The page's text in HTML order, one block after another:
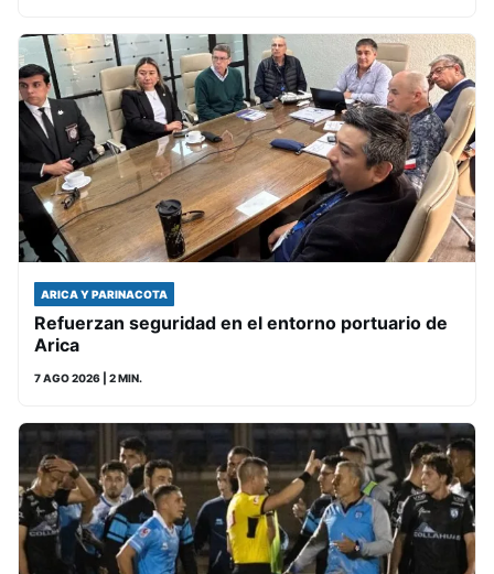
ARICA Y PARINACOTA
Refuerzan seguridad en el entorno portuario de
Arica
7 AGO 2026 | 2 MIN.